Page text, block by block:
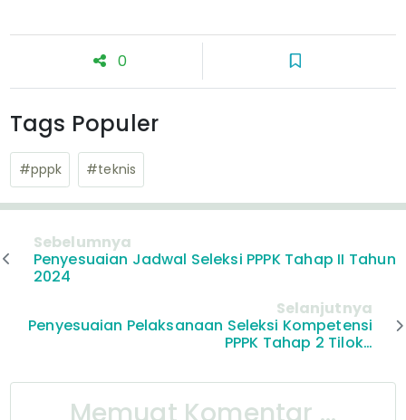
0
Tags Populer
#pppk #teknis
Sebelumnya
Penyesuaian Jadwal Seleksi PPPK Tahap II Tahun
2024
Selanjutnya
Penyesuaian Pelaksanaan Seleksi Kompetensi
PPPK Tahap 2 Tilok…